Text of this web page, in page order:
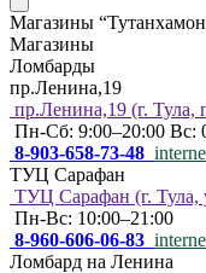
Магазины
Магазины
Ломбарды
пр.Ленина,19
пр.Ленина,19 (г. Тула,
Пн-Сб: 9:00–20:00 Вс:
8-903-658-73-48
ТУЦ Сарафан
ТУЦ Сарафан (г. Тула,
Пн-Вс: 10:00–21:00
8-960-606-06-83
Ломбард на Ленина